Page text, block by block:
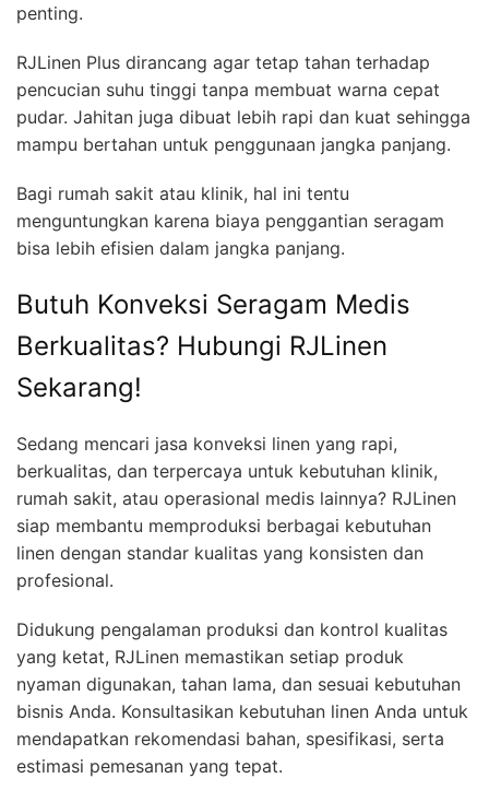
penting.
RJLinen Plus dirancang agar tetap tahan terhadap
pencucian suhu tinggi tanpa membuat warna cepat
pudar. Jahitan juga dibuat lebih rapi dan kuat sehingga
mampu bertahan untuk penggunaan jangka panjang.
Bagi rumah sakit atau klinik, hal ini tentu
menguntungkan karena biaya penggantian seragam
bisa lebih efisien dalam jangka panjang.
Butuh Konveksi Seragam Medis
Berkualitas? Hubungi RJLinen
Sekarang!
Sedang mencari jasa konveksi linen yang rapi,
berkualitas, dan terpercaya untuk kebutuhan klinik,
rumah sakit, atau operasional medis lainnya? RJLinen
siap membantu memproduksi berbagai kebutuhan
linen dengan standar kualitas yang konsisten dan
profesional.
Didukung pengalaman produksi dan kontrol kualitas
yang ketat, RJLinen memastikan setiap produk
nyaman digunakan, tahan lama, dan sesuai kebutuhan
bisnis Anda. Konsultasikan kebutuhan linen Anda untuk
mendapatkan rekomendasi bahan, spesifikasi, serta
estimasi pemesanan yang tepat.